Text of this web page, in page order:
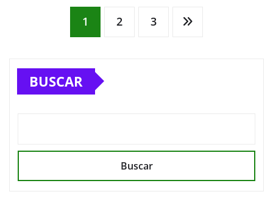
Paginación
de
entradas
1 2 3
BUSCAR
Buscar